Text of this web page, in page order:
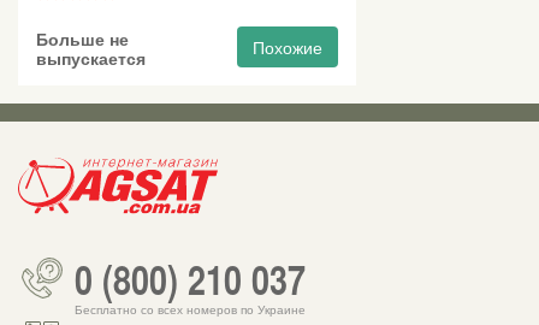
Больше не
выпускается
Похожие
0 (800) 210 037
Бесплатно со всех номеров по Украине